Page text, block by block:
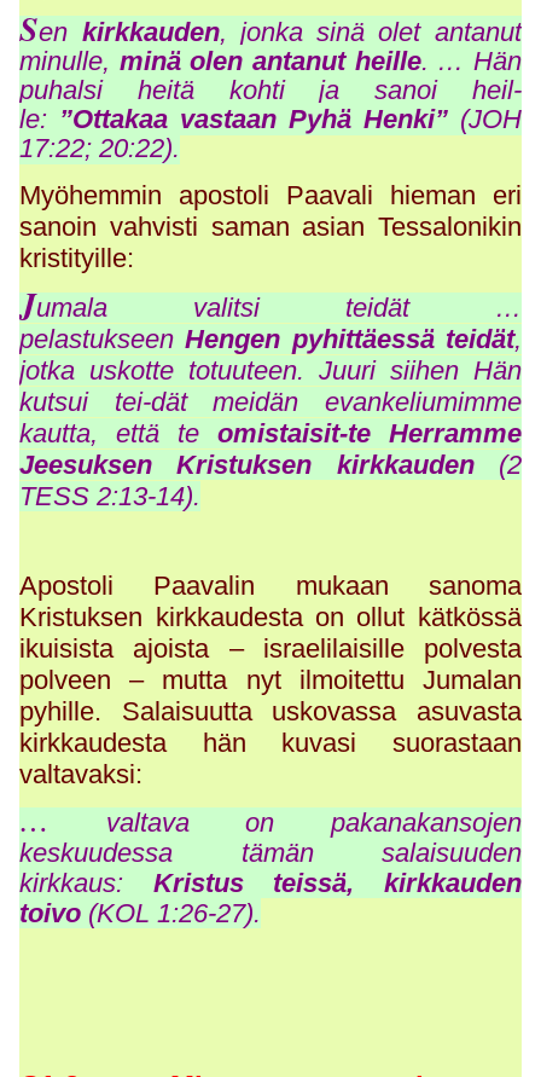
Sen kirkkauden, jonka sinä olet antanut
minulle, minä olen antanut heille. … Hän
puhalsi heitä kohti ja sanoi heil-
le: ”Ottakaa vastaan Pyhä Henki” (JOH
17:22; 20:22).
Myöhemmin apostoli Paavali hieman eri
sanoin vahvisti saman asian Tessalonikin
kristityille:
Jumala valitsi teidät …
pelastukseenHengen pyhittäessä teidät,
jotka uskotte totuuteen. Juuri siihen Hän
kutsui tei-dät meidän evankeliumimme
kautta, että te omistaisit-te Herramme
Jeesuksen Kristuksen kirkkauden(2
TESS 2:13-14).
Apostoli Paavalin mukaan sanoma
Kristuksen kirkkaudesta on ollut kätkössä
ikuisista ajoista – israelilaisille polvesta
polveen – mutta nyt ilmoitettu Jumalan
pyhille. Salaisuutta uskovassa asuvasta
kirkkaudesta hän kuvasi suorastaan
valtavaksi:
… valtava on pakanakansojen
keskuudessa tämän salaisuuden
kirkkaus: Kristus teissä, kirkkauden
toivo (KOL 1:26-27).